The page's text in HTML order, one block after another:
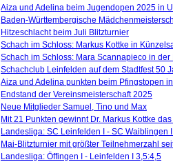
Aiza und Adelina beim Jugendopen 2025 in
Baden-Württembergische
Hitzeschlacht beim Juli Blitzturnier
Schach im Schloss: Markus Kottke in
Schach im Schloss: Mara Scannapieco in der
Schachclub Leinfelden auf dem Stadtfest 50
Aiza und Adelina punkten beim Pfingstopen
Endstand der Vereinsmeisterschaft 2025
Neue Mitglieder Samuel, Tino und Max
Mit 21 Punkten gewinnt Dr. Markus Kottke
Landesliga: SC Leinfelden I - SC Waiblingen
Mai-Blitzturnier mit größter Teilnehmerzahl
Landesliga: Öffingen I - Leinfelden I 3,5:4,5